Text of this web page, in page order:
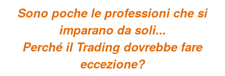
Sono poche le professioni che si
imparano da soli...
Perché il Trading dovrebbe fare
eccezione?